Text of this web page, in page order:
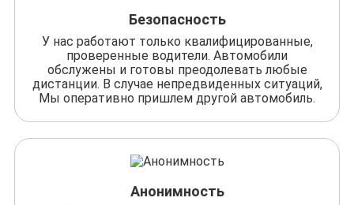
Безопасность
У нас работают только квалифицированные,
проверенные водители. Автомобили
обслужены и готовы преодолевать любые
дистанции. В случае непредвиденных ситуаций,
Мы оперативно пришлем другой автомобиль.
Анонимность